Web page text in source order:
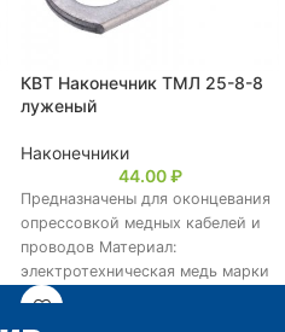
КВТ Наконечник ТМЛ 25-8-8
луженый
Наконечники
44.00₽
Предназначены для оконцевания
опрессовкой медных кабелей и
проводов Материал:
электротехническая медь марки
М2 Покрытие: